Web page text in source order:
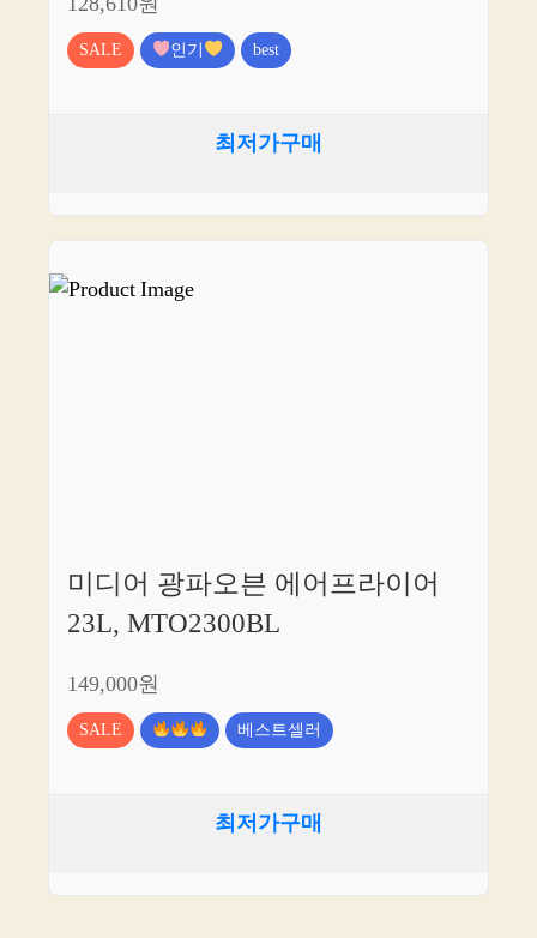
SALE 인기 best
최저가구매
미디어 광파오븐 에어프라이어
23L, MTO2300BL
149,000원
SALE 베스트셀러
최저가구매